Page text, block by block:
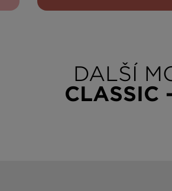
DALŠÍ
CLASSIC